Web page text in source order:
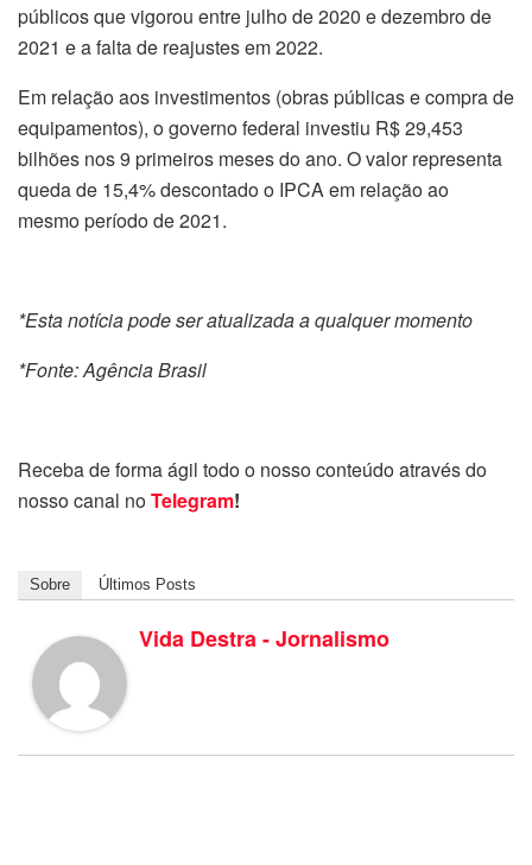
públicos que vigorou entre julho de 2020 e dezembro de
2021 e a falta de reajustes em 2022.
Em relação aos investimentos (obras públicas e compra de
equipamentos), o governo federal investiu R$ 29,453
bilhões nos 9 primeiros meses do ano. O valor representa
queda de 15,4% descontado o IPCA em relação ao
mesmo período de 2021.
*Esta notícia pode ser atualizada a qualquer momento
*Fonte: Agência Brasil
Receba de forma ágil todo o nosso conteúdo através do
nosso canal noTelegram!
Sobre Últimos Posts
Vida Destra - Jornalismo